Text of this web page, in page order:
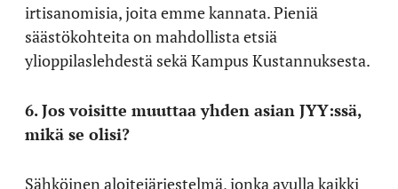
irtisanomisia, joita emme kannata. Pieniä
säästökohteita on mahdollista etsiä
ylioppilaslehdestä sekä Kampus Kustannuksesta.
6. Jos voisitte muuttaa yhden asian JYY:ssä,
mikä se olisi?
Sähköinen aloitejärjestelmä, jonka avulla kaikki